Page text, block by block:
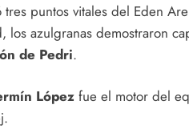
tres puntos vitales del Eden
los azulgranas demostraron
de Pedri.
Lópezfue el motor del